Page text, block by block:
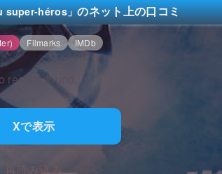
super-héros」のネット上の口コミ
Filmarks IMDb
results found.
Xで表示
再読み込み